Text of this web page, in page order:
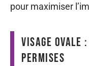
pour maximiser
Visage ovale
permises